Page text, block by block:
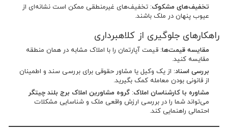
تخفیف‌های مشکوک: تخفیف‌های غیرمنطقی ممکن است نشانه‌ای از
عیوب پنهان در ملک باشند.
راهکارهای جلوگیری از کلاهبرداری
مقایسه قیمت‌ها: قیمت آپارتمان را با املاک مشابه در همان منطقه
مقایسه کنید.
بررسی اسناد: از یک وکیل یا مشاور حقوقی برای بررسی سند و اطمینان
از قانونی بودن معامله کمک بگیرید.
مشاوره با کارشناسان املاک:گروه مشاورین املاک برج بلند چیتگر
می‌تواند شما را در بررسی ارزش واقعی ملک و شناسایی مشکلات
احتمالی راهنمایی کند.